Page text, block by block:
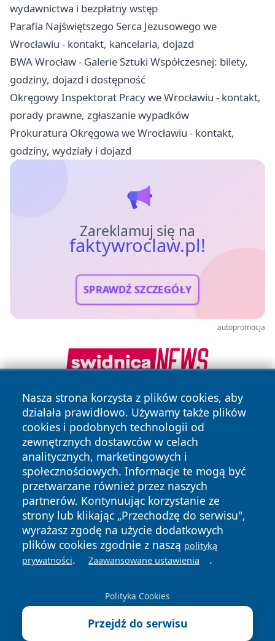
wydawnictwa i bezpłatny wstęp
Parafia Najświętszego Serca Jezusowego we
Wrocławiu - kontakt, kancelaria, dojazd
BWA Wrocław - Galerie Sztuki Współczesnej: bilety,
godziny, dojazd i dostępność
Okręgowy Inspektorat Pracy we Wrocławiu - kontakt,
porady prawne, zgłaszanie wypadków
Prokuratura Okręgowa we Wrocławiu - kontakt,
godziny, wydziały i dojazd
Zareklamuj się na
faktywroclaw.pl!
SPRAWDŹ SZCZEGÓŁY
autopromocja
Nasza strona korzysta z plików cookies, aby
działała prawidłowo. Używamy także plików
cookies i podobnych technologii od
zewnętrznych dostawców w celach
analitycznych, marketingowych i
społecznościowych. Informacje te mogą być
przetwarzane również przez naszych
partnerów. Kontynuując korzystanie ze
strony lub klikając „Przechodzę do serwisu",
wyrażasz zgodę na użycie dodatkowych
plików cookies zgodnie z naszą polityką
prywatności. Zaawansowane ustawienia .
Polityka Cookies
Przejdź do serwisu
Copyright © 2026 faktywroclaw.pl Wszystkie prawa
zastrzeżone.
News Autorzy
Polityka
Prywatności
Polityka
Cookies